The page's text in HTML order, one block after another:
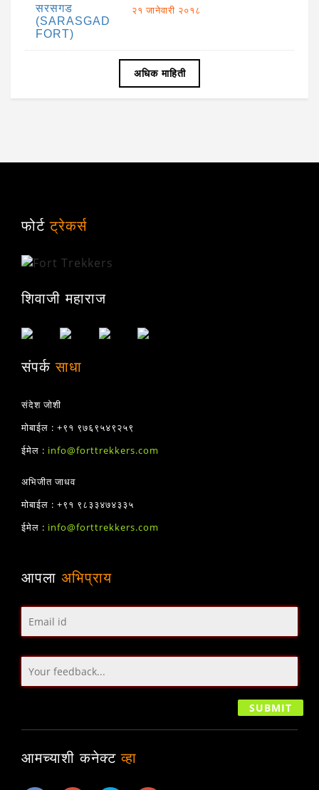
सरसगड
(SARASGAD
FORT)
२१ जानेवारी २०१८
अधिक माहिती
फोर्टट्रेकर्स
शिवाजी महाराज
संपर्कसाधा
संदेश जोशी
मोबाईल : +९१ ९७६९५४९२५९
ईमेल : info@forttrekkers.com
अभिजीत जाधव
मोबाईल : +९१ ९८३३४७४३३५
ईमेल : info@forttrekkers.com
आपला अभिप्राय
आमच्याशी कनेक्टव्हा